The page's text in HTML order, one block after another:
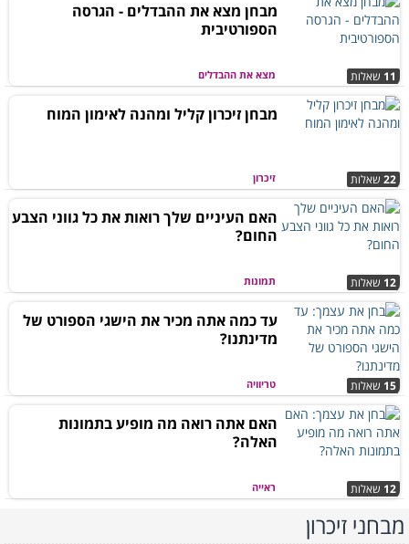
מצא את ההבדלים 11 שאלות
מבחן מצא את ההבדלים - הגרסה
הספורטיבית
זיכרון 22 שאלות
מבחן זיכרון קליל ומהנה לאימון המוח
תמונות 12 שאלות
האם העיניים שלך רואות את כל גווני הצבע
החום?
טריוויה 15 שאלות
עד כמה אתה מכיר את הישגי הספורט של
מדינתנו?
ראייה 12 שאלות
האם אתה רואה מה מופיע בתמונות
האלה?
מבחני זיכרון